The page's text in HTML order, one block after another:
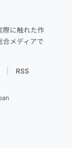
際に触れた作
合メディアで
RSS